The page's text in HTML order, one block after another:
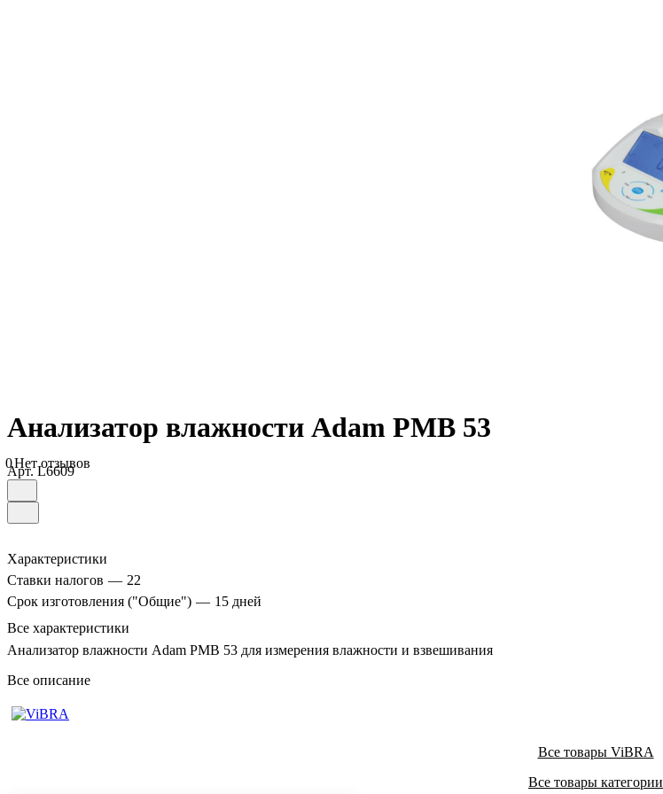
Анализатор влажности Adam PMB 53
0Нет отзывов
Арт.L6609
Характеристики
Ставки налогов — 22
Срок изготовления ("Общие") — 15 дней
Все характеристики
Анализатор влажности Adam PMB 53 для измерения влажности и взвешивания
Все описание
Все товары ViBRA
Все товары категории